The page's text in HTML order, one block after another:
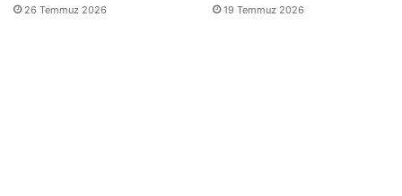
26 Temmuz 2026 19 Temmuz 2026